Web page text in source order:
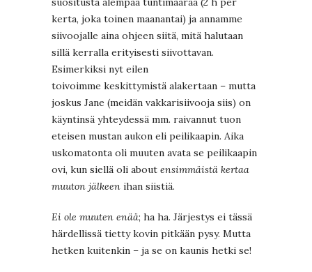
kerta, joka toinen maanantai) ja annamme
siivoojalle aina ohjeen siitä, mitä halutaan
sillä kerralla erityisesti siivottavan.
Esimerkiksi nyt eilen
toivoimme keskittymistä alakertaan – mutta
joskus Jane (meidän vakkarisiivooja siis) on
käyntinsä yhteydessä mm. raivannut tuon
eteisen mustan aukon eli peilikaapin. Aika
uskomatonta oli muuten avata se peilikaapin
ovi, kun siellä oli about ensimmäistä kertaa
muuton jälkeen ihan siistiä.
Ei ole muuten enää; ha ha. Järjestys ei tässä
härdellissä tietty kovin pitkään pysy. Mutta
hetken kuitenkin – ja se on kaunis hetki se!